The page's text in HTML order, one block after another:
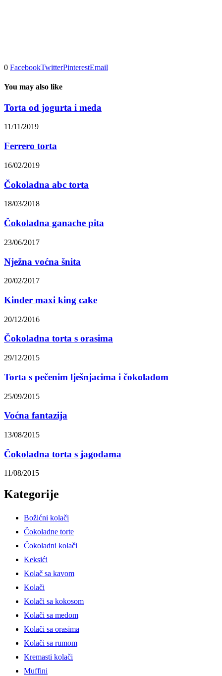
0 FacebookTwitterPinterestEmail
You may also like
Torta od jogurta i meda
11/11/2019
Ferrero torta
16/02/2019
Čokoladna abc torta
18/03/2018
Čokoladna ganache pita
23/06/2017
Nježna voćna šnita
20/02/2017
Kinder maxi king cake
20/12/2016
Čokoladna torta s orasima
29/12/2015
Torta s pečenim lješnjacima i čokoladom
25/09/2015
Voćna fantazija
13/08/2015
Čokoladna torta s jagodama
11/08/2015
Kategorije
Božićni kolači
Čokoladne torte
Čokoladni kolači
Keksići
Kolač sa kavom
Kolači
Kolači sa kokosom
Kolači sa medom
Kolači sa orasima
Kolači sa rumom
Kremasti kolači
Muffini